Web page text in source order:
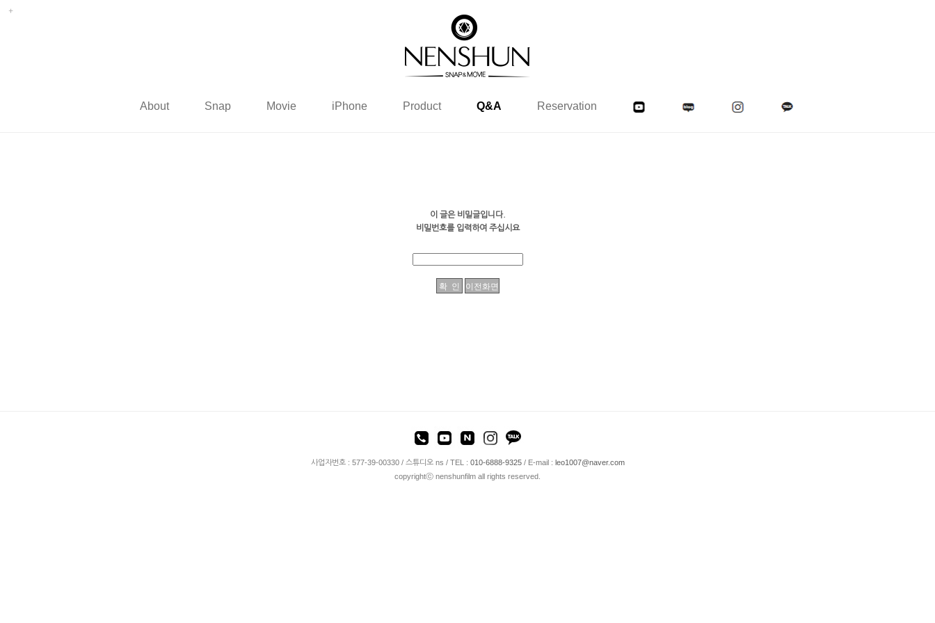
About Snap Movie iPhone Product Q&A Reservation
이 글은 비밀글입니다.
비밀번호를 입력하여 주십시요
사업자번호 : 577-39-00330 / 스튜디오 ns / TEL : 010-6888-9325/ E-mail : leo1007@naver.com
copyrightⓒ nenshunfilm all rights reserved.